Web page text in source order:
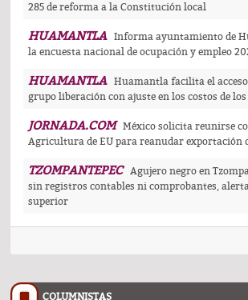
285 de reforma a la Constitución local
HUAMANTLA
Informa ayuntamiento de
la encuesta nacional de ocupación y empleo
HUAMANTLA
Huamantla facilita el
grupo liberación con ajuste en los costos de los
JORNADA.COM
México solicita reunirse
Agricultura de EU para reanudar exportación
TZOMPANTEPEC
Agujero negro en
sin registros contables ni comprobantes,
superior
COLUMNISTAS